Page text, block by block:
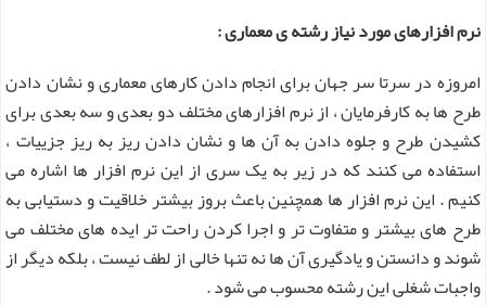
نرم افزارهای مورد نیاز رشته ی معماری :
امروزه در سرتا سر جهان برای انجام دادن کارهای معماری و نشان دادن
طرح ها به کارفرمایان ، از نرم افزارهای مختلف دو بعدی و سه بعدی برای
کشیدن طرح و جلوه دادن به آن ها و نشان دادن ریز به ریز جزییات ،
استفاده می کنند که در زیر به یک سری از این نرم افزار ها اشاره می
کنیم . این نرم افزار ها همچنین باعث بروز بیشتر خلاقیت و دستیابی به
طرح های بیشتر و متفاوت تر و اجرا کردن راحت تر ایده های مختلف می
شوند و دانستن و یادگیری آن ها نه تنها خالی از لطف نیست ، بلکه دیگر از
واجبات شغلی این رشته محسوب می شود .